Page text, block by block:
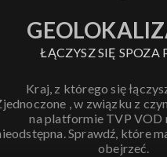
ŁĄCZYSZ SIĘ SPOZA
Kraj, z którego się
, w związku z
na platformie TVP VOD
Sprawdź, które
obejrzeć.